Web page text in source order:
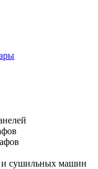
и сушильных машин